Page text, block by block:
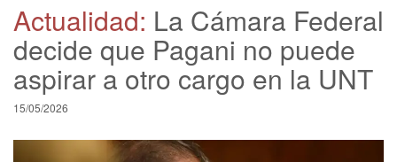
Actualidad: La Cámara Federal
decide que Pagani no puede
aspirar a otro cargo en la UNT
15/05/2026